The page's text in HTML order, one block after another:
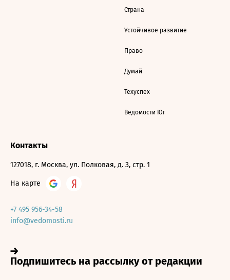
Страна
Устойчивое развитие
Право
Думай
Техуспех
Ведомости Юг
Контакты
127018, г. Москва, ул. Полковая, д. 3, стр. 1
На карте
+7 495 956-34-58
info@vedomosti.ru